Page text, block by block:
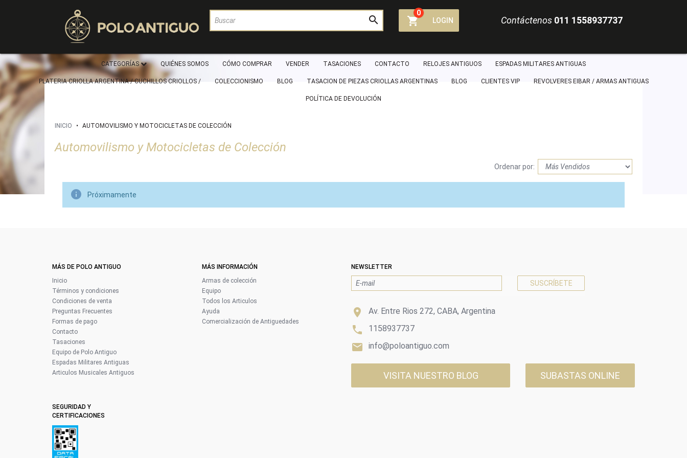
 
0
LOGIN
Contáctenos 011 1558937737
CATEGORÍAS QUIÉNES SOMOS CÓMO COMPRAR VENDER TASACIONES CONTACTO RELOJES ANTIGUOS ESPADAS MILITARES ANTIGUAS
PLATERIA CRIOLLA ARGENTINA / CUCHILLOS CRIOLLOS / COLECCIONISMO BLOG TASACION DE PIEZAS CRIOLLAS ARGENTINAS BLOG CLIENTES VIP REVOLVERES EIBAR / ARMAS ANTIGUAS
POLÍTICA DE DEVOLUCIÓN
INICIO • AUTOMOVILISMO Y MOTOCICLETAS DE COLECCIÓN
Automovilismo y Motocicletas de Colección
Ordenar por:
 Próximamente
MÁS DE POLO ANTIGUO
Inicio
Términos y condiciones
Condiciones de venta
Preguntas Frecuentes
Formas de pago
Contacto
Tasaciones
Equipo de Polo Antiguo
Espadas Militares Antiguas
Articulos Musicales Antiguos
MÁS INFORMACIÓN
Armas de colección
Equipo
Todos los Articulos
Ayuda
Comercialización de Antiguedades
NEWSLETTER
 Av. Entre Rios 272, CABA, Argentina
 1158937737
 info@poloantiguo.com
VISITA NUESTRO BLOG SUBASTAS ONLINE
SEGURIDAD Y
CERTIFICACIONES